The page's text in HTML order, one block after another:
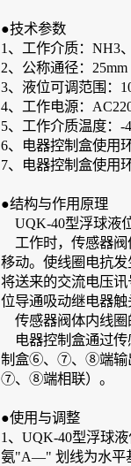
●技术参数
1、工作介质：NH3
2、公称通径：25mm
3、液位可调范围：
4、工作电源：
5、工作介质温度：
6、电器控制盒使用
7、电器控制盒使用
●结构与作用原理
UQK-40型浮球液
工作时，传感器阀
移动。使线圈电抗
将送来的交流电压
位导通吸动继电器
传感器阀体内线
电器控制盒通过传
制盒⑥、⑦、⑧端输
⑦、⑧端相联）。
●使用与调整
1、UQK-40型浮球
氨"A―" 划线为水平